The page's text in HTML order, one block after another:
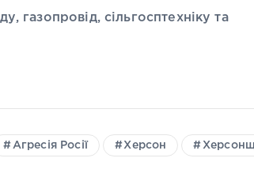
газопровід, сільгосптехніку та
Агресія Росії Херсон